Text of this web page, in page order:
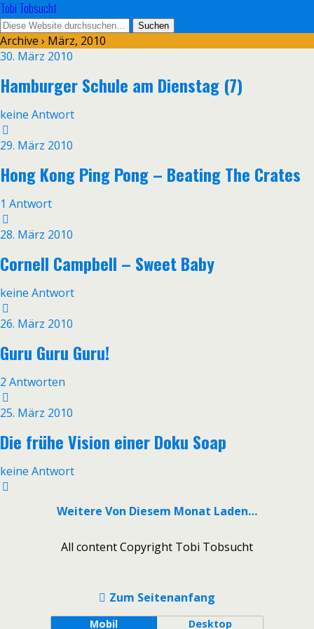
Tobi Tobsucht
Archive › März, 2010
30. März 2010
Hamburger Schule am Dienstag (7)
keine Antwort
29. März 2010
Hong Kong Ping Pong – Beating The Crates
1 Antwort
28. März 2010
Cornell Campbell – Sweet Baby
keine Antwort
26. März 2010
Guru Guru Guru!
2 Antworten
25. März 2010
Die frühe Vision einer Doku Soap
keine Antwort
Weitere Von Diesem Monat Laden…
All content Copyright Tobi Tobsucht
Zum Seitenanfang
Mobil Desktop